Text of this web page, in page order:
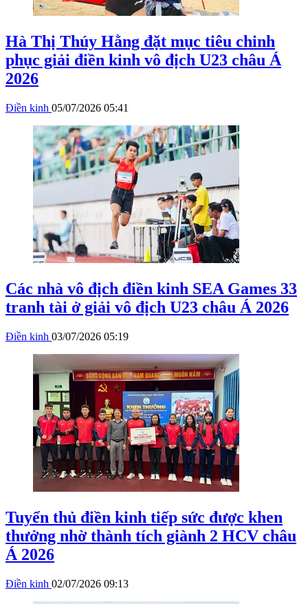
Hà Thị Thúy Hằng đặt mục tiêu chinh
phục giải điền kinh vô địch U23 châu Á
2026
Điền kinh 05/07/2026 05:41
Các nhà vô địch điền kinh SEA Games 33
tranh tài ở giải vô địch U23 châu Á 2026
Điền kinh 03/07/2026 05:19
Tuyển thủ điền kinh tiếp sức được khen
thưởng nhờ thành tích giành 2 HCV châu
Á 2026
Điền kinh 02/07/2026 09:13